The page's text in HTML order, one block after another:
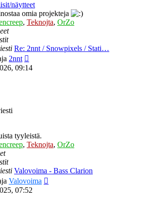
näytteet
omia projekteja
, Teknojta, OrZo
Re: 2nnt / Snowpixels / Stati…
2nnt
uusin
09:14
tyyleistä.
, Teknojta, OrZo
Valovoima - Bass Clarion
Valovoima
07:52